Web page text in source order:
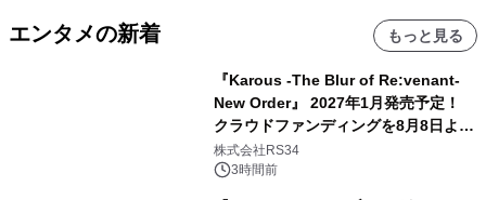
エンタメの新着 もっと見る
『Karous -The Blur of Re:venant-
New Order』 2027年1月発売予定！
クラウドファンディングを8月8日より
開始
株式会社RS34
3時間前